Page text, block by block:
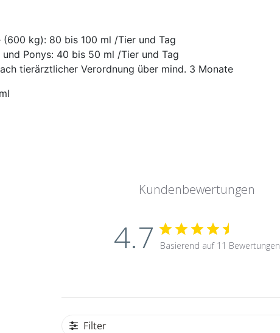
(600 kg): 80 bis 100 ml /Tier und Tag
und Ponys: 40 bis 50 ml /Tier und Tag
tierärztlicher Verordnung über mind. 3 Monate
Kundenbewertungen
4.7 Basierend auf 11 Bewertungen
Filter